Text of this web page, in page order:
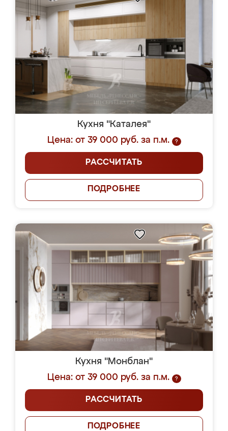
Кухня "Каталея"
Цена: от 39 000 руб. за п.м.
?
РАССЧИТАТЬ
ПОДРОБНЕЕ
Кухня "Монблан"
Цена: от 39 000 руб. за п.м.
?
РАССЧИТАТЬ
ПОДРОБНЕЕ